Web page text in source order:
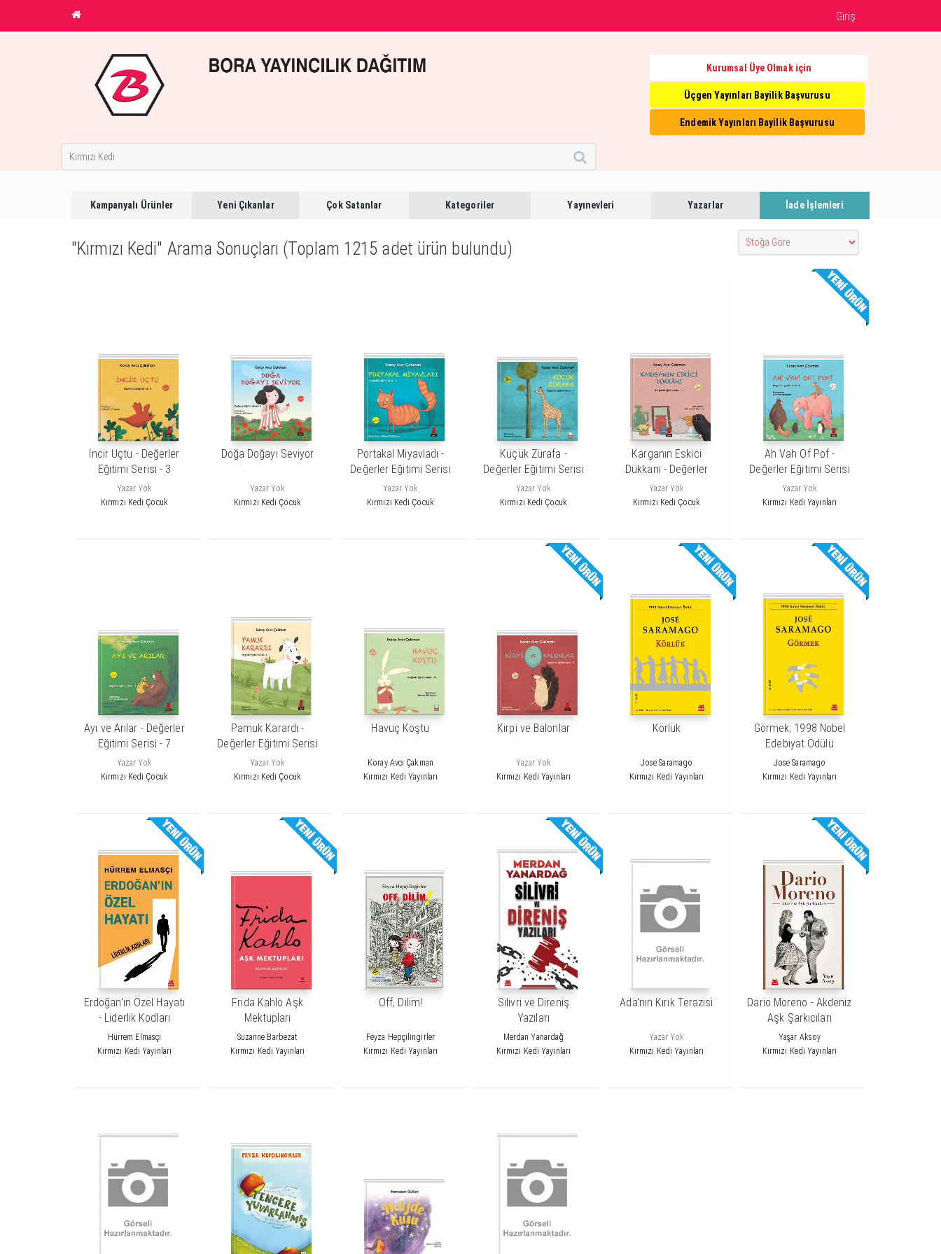
Giriş
Kurumsal Üye Olmak için
Üçgen Yayınları Bayilik Başvurusu
Endemik Yayınları Bayilik Başvurusu
Kampanyalı Ürünler Yeni Çıkanlar Çok Satanlar Kategoriler Yayınevleri Yazarlar İade İşlemleri
"Kırmızı Kedi" Arama Sonuçları (Toplam 1215 adet ürün bulundu)
İncir Uçtu - Değerler
Eğitimi Serisi - 3
Yazar Yok
Kırmızı Kedi Çocuk
Doğa Doğayı Seviyor
Yazar Yok
Kırmızı Kedi Çocuk
Portakal Miyavladı -
Değerler Eğitimi Serisi
- 2
Yazar Yok
Kırmızı Kedi Çocuk
Küçük Zürafa -
Değerler Eğitimi Serisi
- 1
Yazar Yok
Kırmızı Kedi Çocuk
Karganın Eskici
Dükkanı - Değerler
Eğitimi Serisi - 4
Yazar Yok
Kırmızı Kedi Çocuk
Ah Vah Of Pof -
Değerler Eğitimi Serisi
5
Yazar Yok
Kırmızı Kedi Yayınları
Ayı ve Arılar - Değerler
Eğitimi Serisi - 7
Yazar Yok
Kırmızı Kedi Çocuk
Pamuk Karardı -
Değerler Eğitimi Serisi
- 8
Yazar Yok
Kırmızı Kedi Çocuk
Havuç Koştu
Koray Avcı Çakman
Kırmızı Kedi Yayınları
Kirpi ve Balonlar
Yazar Yok
Kırmızı Kedi Yayınları
Körlük
Jose Saramago
Kırmızı Kedi Yayınları
Görmek; 1998 Nobel
Edebiyat Ödülü
Jose Saramago
Kırmızı Kedi Yayınları
Erdoğan’ın Özel Hayatı
- Liderlik Kodları
Hürrem Elmasçı
Kırmızı Kedi Yayınları
Frida Kahlo Aşk
Mektupları
Suzanne Barbezat
Kırmızı Kedi Yayınları
Off, Dilim!
Feyza Hepçilingirler
Kırmızı Kedi Yayınları
Silivri ve Direniş
Yazıları
Merdan Yanardağ
Kırmızı Kedi Yayınları
Ada'nın Kırık Terazisi
Yazar Yok
Kırmızı Kedi Yayınları
Dario Moreno - Akdeniz
Aşk Şarkıcıları
Yaşar Aksoy
Kırmızı Kedi Yayınları